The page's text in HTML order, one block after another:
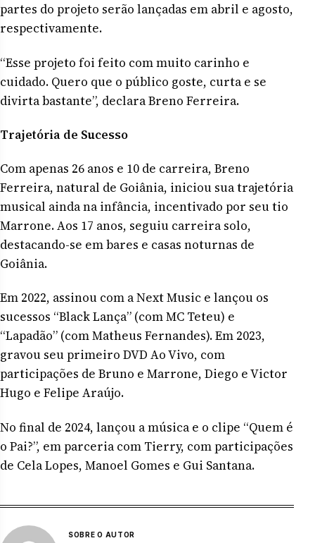
partes do projeto serão lançadas em abril e agosto,
respectivamente.
“Esse projeto foi feito com muito carinho e
cuidado. Quero que o público goste, curta e se
divirta bastante”, declara Breno Ferreira.
Trajetória de Sucesso
Com apenas 26 anos e 10 de carreira, Breno
Ferreira, natural de Goiânia, iniciou sua trajetória
musical ainda na infância, incentivado por seu tio
Marrone. Aos 17 anos, seguiu carreira solo,
destacando-se em bares e casas noturnas de
Goiânia.
Em 2022, assinou com a Next Music e lançou os
sucessos “Black Lança” (com MC Teteu) e
“Lapadão” (com Matheus Fernandes). Em 2023,
gravou seu primeiro DVD Ao Vivo, com
participações de Bruno e Marrone, Diego e Victor
Hugo e Felipe Araújo.
No final de 2024, lançou a música e o clipe “Quem é
o Pai?”, em parceria com Tierry, com participações
de Cela Lopes, Manoel Gomes e Gui Santana.
SOBRE O AUTOR